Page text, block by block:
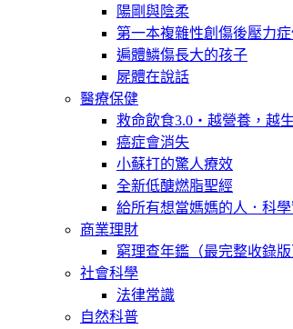
陽剛與陰柔
第一本複雜性創傷後壓力
遍體鱗傷長大的孩子
屍體在說話
醫療保健
救命飲食3.0‧越營養，越生
癌症會消失
小蘇打的驚人療效
全新低醣燃脂聖經
給所有想當媽媽的人．科
商業理財
窮理查年鑑（最完整收錄
社會科學
法律常識
自然科普